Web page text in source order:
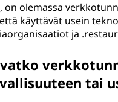
on olemassa
käyttävät usein
ja
tai